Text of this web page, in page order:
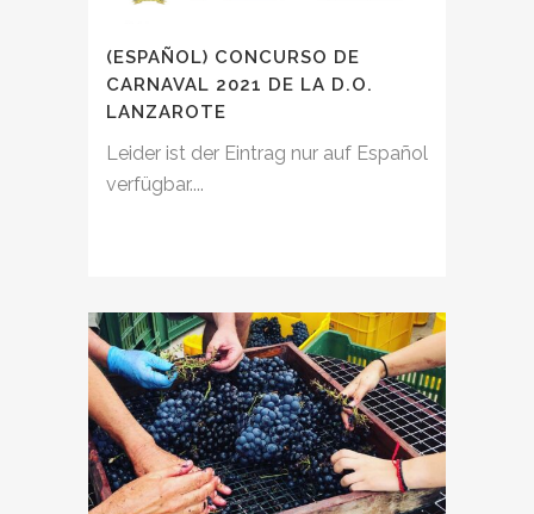
(ESPAÑOL) CONCURSO DE
CARNAVAL 2021 DE LA D.O.
LANZAROTE
Leider ist der Eintrag nur auf Español
verfügbar....